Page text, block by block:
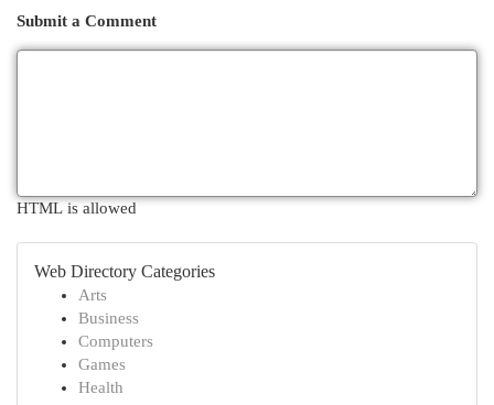
Submit a Comment
HTML is allowed
Web Directory Categories
Arts
Business
Computers
Games
Health